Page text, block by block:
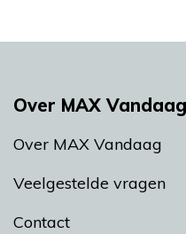
Over MAX Vandaag
Over MAX Vandaag
Veelgestelde vragen
Contact